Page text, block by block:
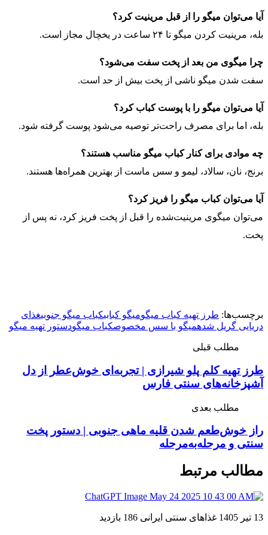
آیا می‌توان میگو را از قبل مرینیت کرد؟
بله، مرینیت کردن میگو تا ۲۴ ساعت در یخچال مجاز است.
چرا میگوی من بعد از پخت سفت می‌شود؟
سفت شدن میگو ناشی از پخت بیش از حد است.
آیا می‌توان میگو را با پوست کباب کرد؟
بله، اما برای مصرف راحت‌تر توصیه می‌شود پوست گرفته شود.
چه موادی برای کنار کباب میگو مناسب هستند؟
برنج، نان، سالاد، لیمو و سس ماست از بهترین همراه‌ها هستند.
آیا می‌توان کباب میگو را فریز کرد؟
می‌توان میگوی مرینیت‌شده را قبل از پخت فریز کرد، نه پس از
پخت.
برچسب‌ها: طرز تهیه کباب میگومیگو کبابیکباب میگو جنوبیغذای
دریایی گریل شدهمیگو با سس مخصوصکباب میگودستور تهیه میگو
مطلب قبلی
طرز تهیه کلم پلو شیرازی | تجربه‌ای خوش‌عطر از دل
آشپزخانه‌های سنتی فارس
مطلب بعدی
راز خوش‌طعم شدن قلیه ماهی جنوبی | دستور پخت
سنتی و مرحله‌به‌مرحله
مطالب مرتبط
13 تیر 1405 غذاهای سنتی ایرانی 186 بازدید